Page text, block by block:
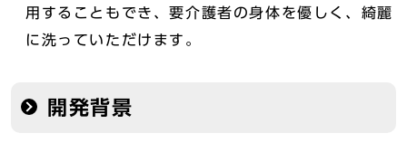
用することもでき、要介護者の身体を優しく、綺麗
に洗っていただけます。
開発背景